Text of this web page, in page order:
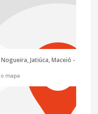
Jatiúca, Maceió -
mapa